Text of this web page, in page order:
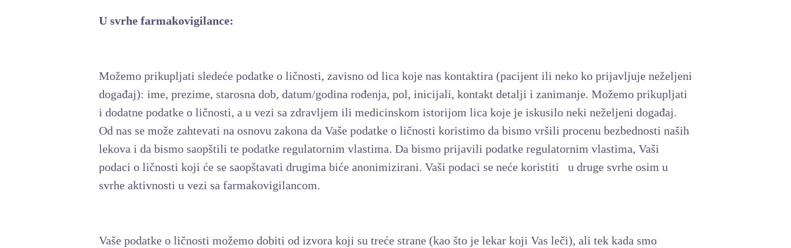
U svrhe farmakovigilance:
Možemo prikupljati sledeće podatke o ličnosti, zavisno od lica koje nas kontaktira (pacijent ili neko ko prijavljuje neželjeni
događaj): ime, prezime, starosna dob, datum/godina rođenja, pol, inicijali, kontakt detalji i zanimanje. Možemo prikupljati
i dodatne podatke o ličnosti, a u vezi sa zdravljem ili medicinskom istorijom lica koje je iskusilo neki neželjeni događaj.
Od nas se može zahtevati na osnovu zakona da Vaše podatke o ličnosti koristimo da bismo vršili procenu bezbednosti naših
lekova i da bismo saopštili te podatke regulatornim vlastima. Da bismo prijavili podatke regulatornim vlastima, Vaši
podaci o ličnosti koji će se saopštavati drugima biće anonimizirani. Vaši podaci se neće koristiti u druge svrhe osim u
svrhe aktivnosti u vezi sa farmakovigilancom.
Vaše podatke o ličnosti možemo dobiti od izvora koji su treće strane (kao što je lekar koji Vas leči), ali tek kada smo